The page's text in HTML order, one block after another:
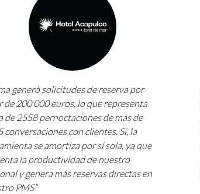
generó solicitudes de reserva por
de 200 000 euros, lo que representa
de 2558 pernoctaciones de más de
conversaciones con clientes. Sí, la
se amortiza por sí sola, ya que
la productividad de nuestro
y genera más reservas directas en
PMS”